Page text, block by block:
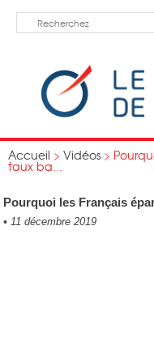
Accueil > Vidéos >
taux ba...
Pourquoi les Français
• 11 décembre 2019